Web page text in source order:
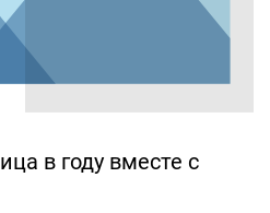
в году вместе с